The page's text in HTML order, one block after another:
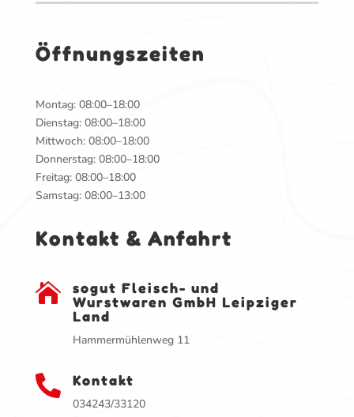
Öffnungszeiten
Montag: 08:00–18:00
Dienstag: 08:00–18:00
Mittwoch: 08:00–18:00
Donnerstag: 08:00–18:00
Freitag: 08:00–18:00
Samstag: 08:00–13:00
Kontakt & Anfahrt

sogut Fleisch- und
Wurstwaren GmbH Leipziger
Land
Hammermühlenweg 11
 Kontakt
034243/33120